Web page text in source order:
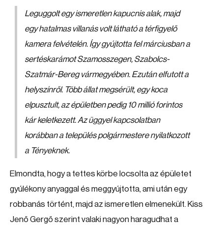
Leguggolt egy ismeretlen kapucnis alak, majd
egy hatalmas villanás volt látható a térfigyelő
kamera felvételén. Így gyújtotta fel márciusban a
sertéskarámot Szamosszegen, Szabolcs-
Szatmár-Bereg vármegyében. Ezután elfutott a
helyszínről. Több állat megsérült, egy koca
elpusztult, az épületben pedig 10 millió forintos
kár keletkezett. Az üggyel kapcsolatban
korábban a település polgármestere nyilatkozott
a Tényeknek.
Elmondta, hogy a tettes körbe locsolta az épületet
gyúlékony anyaggal és meggyújtotta, ami után egy
robbanás történt, majd az ismeretlen elmenekült. Kiss
Jenő Gergő szerint valaki nagyon haragudhat a